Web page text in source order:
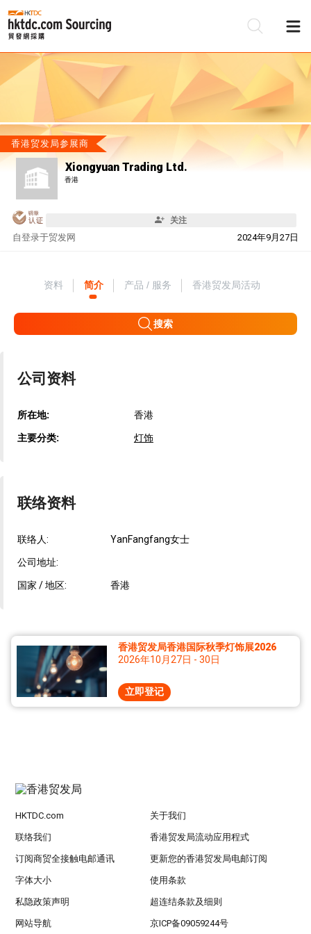
香港贸发局参展商
Xiongyuan Trading Ltd.
香港
关注
自 2024年9月27日
登录于贸发网
资料 简介 产品 / 服务 香港贸发局活动
搜索
公司资料
所在地: 香港
主要分类: 灯饰
联络资料
联络人: YanFangfang女士
公司地址:
国家 / 地区: 香港
香港贸发局香港国际秋季灯饰展2026
2026年10月27日 - 30日
立即登记
HKTDC.com 关于我们
联络我们 香港贸发局流动应用程式
订阅商贸全接触电邮通讯 更新您的香港贸发局电邮订阅
字体大小 使用条款
私隐政策声明 超连结条款及细则
网站导航 京ICP备09059244号